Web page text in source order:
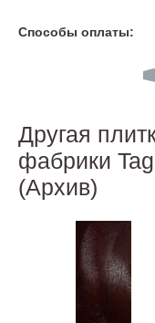
Способы оплаты:
Другая
фабрики
(Архив)